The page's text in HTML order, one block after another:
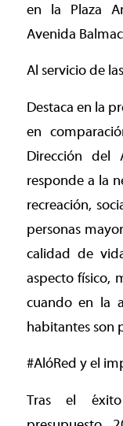
en la Plaza
Avenida
Al servicio de
Destaca en la
en
Dirección del
responde a la
recreación,
personas
calidad de
aspecto físico,
cuando en la
habitantes son
#AlóRed y el
Tras el